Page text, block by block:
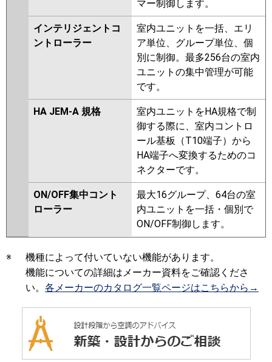
マー制御します。
インテリジェントコ
ントローラー
室内ユニットを一括、エリ
ア単位、グループ単位、個
別に制御。最多256台の室内
ユニットの集中管理が可能
です。
HA JEM-A 規格
室内ユニットをHA規格で制
御する際に、室内コントロ
ール基板（T10端子）から
HA端子へ変換するためのコ
ネクターです。
ON/OFF集中コント
ローラー
最大16グループ、64台の室
内ユニットを一括・個別で
ON/OFF制御します。
※
機種によって付いていない機能があります。
機能についての詳細はメーカー資料をご確認くださ
い。 各メーカーのカタログ一覧ページはこちらから→